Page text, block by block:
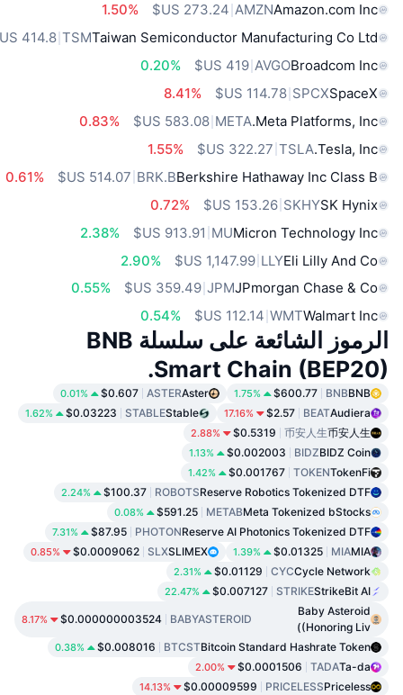
Amazon.com Inc
AMZN
1.50%
Taiwan Semiconductor Manufacturing Co Ltd
TSM
‏414.8 US$
Broadcom Inc
AVGO
‏419 US$
0.20%
SpaceX
SPCX
‏114.78 US$
8.41%
Meta Platforms, Inc.
META
‏583.08 US$
0.83%
Tesla, Inc.
TSLA
1.55%
Berkshire Hathaway Inc Class B
BRK.B
0.61%
SK Hynix
SKHY
‏153.26 US$
0.72%
Micron Technology Inc
MU
2.38%
Eli Lilly And Co
LLY
‏‏1,147.99 US$
2.90%
JPmorgan Chase & Co
JPM
‏359.49 US$
0.55%
Walmart Inc
WMT
0.54%
الرموز الشائعة على سلسلة BNB
Smart Chain (BEP20).
BNB
BNB
$600.77
1.75%
Aster
ASTER
$0.607
0.01%
Audiera
BEAT
$2.57
17.16%
Stable
STABLE
$0.03223
1.62%
币安人生
币安人生
$0.5319
2.88%
BIDZ Coin
BIDZ
$0.002003
1.13%
TokenFi
TOKEN
$0.001767
1.42%
Reserve Robotics Tokenized DTF
ROBOTS
$100.37
2.24%
Meta Tokenized bStocks
METAB
$591.25
0.08%
Reserve AI Photonics Tokenized DTF
PHOTON
$87.95
7.31%
MIA
MIA
$0.01325
1.39%
SLIMEX
SLX
$0.0009062
0.85%
Cycle Network
CYC
$0.01129
2.31%
StrikeBit AI
STRIKE
$0.007127
22.47%
Baby Asteroid
(Honoring Liv)
BABYASTEROID
$0.000000003524
8.17%
Bitcoin Standard Hashrate Token
BTCST
$0.008016
0.38%
Ta-da
TADA
$0.0001506
2.00%
Priceless
PRICELESS
$0.00009599
14.13%